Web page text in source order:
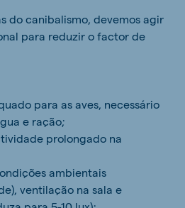
do canibalismo, devemos agir
para reduzir o factor de
para as aves, necessário
e ração;
prolongado na
ambientais
ventilação na sala e